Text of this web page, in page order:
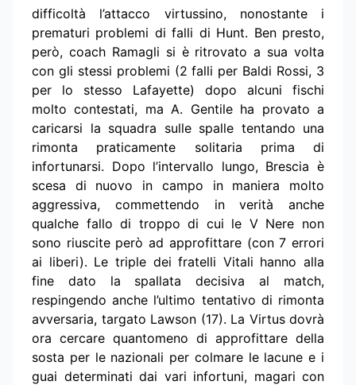
difficoltà l’attacco virtussino, nonostante i
prematuri problemi di falli di Hunt. Ben presto,
però, coach Ramagli si è ritrovato a sua volta
con gli stessi problemi (2 falli per Baldi Rossi, 3
per lo stesso Lafayette) dopo alcuni fischi
molto contestati, ma A. Gentile ha provato a
caricarsi la squadra sulle spalle tentando una
rimonta praticamente solitaria prima di
infortunarsi. Dopo l’intervallo lungo, Brescia è
scesa di nuovo in campo in maniera molto
aggressiva, commettendo in verità anche
qualche fallo di troppo di cui le V Nere non
sono riuscite però ad approfittare (con 7 errori
ai liberi). Le triple dei fratelli Vitali hanno alla
fine dato la spallata decisiva al match,
respingendo anche l’ultimo tentativo di rimonta
avversaria, targato Lawson (17). La Virtus dovrà
ora cercare quantomeno di approfittare della
sosta per le nazionali per colmare le lacune e i
guai determinati dai vari infortuni, magari con